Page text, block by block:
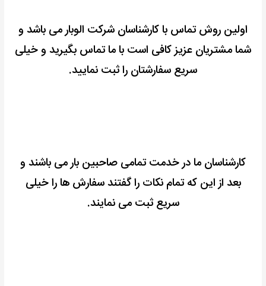
اولین روش تماس با کارشناسان شرکت الوبار می باشد و
شما مشتریان عزیز کافی است با ما تماس بگیرید و خیلی
سریع سفارشتان را ثبت نمایید.
کارشناسان ما در خدمت تمامی صاحبین بار می باشند و
بعد از این که تمام نکات را گفتند سفارش ها را خیلی
سریع ثبت می نمایند.